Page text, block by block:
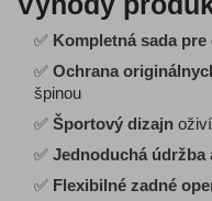
✅ Kompletná sada
✅ Ochrana
špinou
✅ Športový dizajn
✅ Jednoduchá údržba
✅ Flexibilné zadné